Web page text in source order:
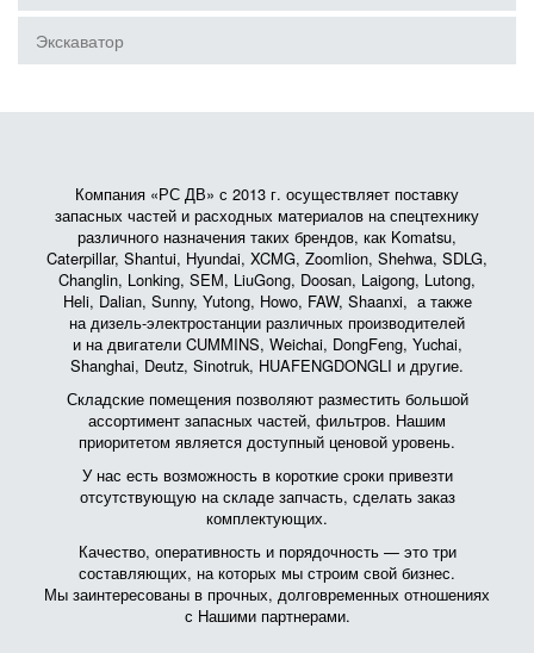
Экскаватор
Компания «РС ДВ» с 2013 г. осуществляет поставку
запасных частей и расходных материалов на спецтехнику
различного назначения таких брендов, как Komatsu,
Caterpillar, Shantui, Hyundai, XCMG, Zoomlion, Shehwa, SDLG,
Changlin, Lonking, SEM, LiuGong, Doosan, Laigong, Lutong,
Heli, Dalian, Sunny, Yutong, Howo, FAW, Shaanxi, а также
на дизель-электростанции различных производителей
и на двигатели CUMMINS, Weichai, DongFeng, Yuchai,
Shanghai, Deutz, Sinotruk, HUAFENGDONGLI и другие.
Складские помещения позволяют разместить большой
ассортимент запасных частей, фильтров. Нашим
приоритетом является доступный ценовой уровень.
У нас есть возможность в короткие сроки привезти
отсутствующую на складе запчасть, сделать заказ
комплектующих.
Качество, оперативность и порядочность — это три
составляющих, на которых мы строим свой бизнес.
Мы заинтересованы в прочных, долговременных отношениях
с Нашими партнерами.